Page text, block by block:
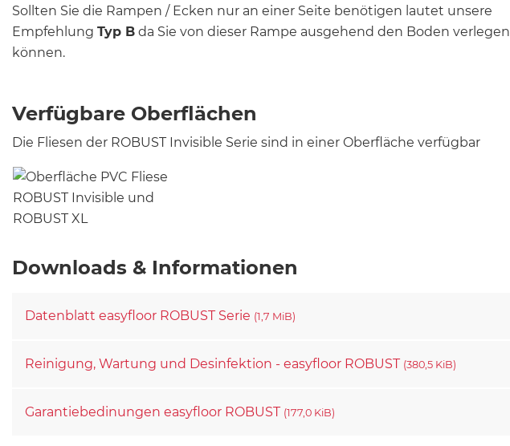
Sollten Sie die Rampen / Ecken nur an einer Seite benötigen lautet unsere
Empfehlung Typ B da Sie von dieser Rampe ausgehend den Boden verlegen
können.
Verfügbare Oberflächen
Die Fliesen der ROBUST Invisible Serie sind in einer Oberfläche verfügbar
Downloads & Informationen
Datenblatt easyfloor ROBUST Serie (1,7 MiB)
Reinigung, Wartung und Desinfektion - easyfloor ROBUST (380,5 KiB)
Garantiebedinungen easyfloor ROBUST (177,0 KiB)